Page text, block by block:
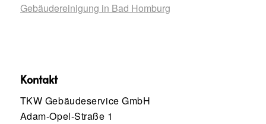
Gebäudereinigung in Bad Homburg
Kontakt
TKW Gebäudeservice GmbH
Adam-Opel-Straße 1